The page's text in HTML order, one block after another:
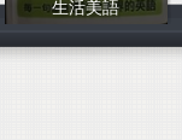
生活美語
施孝昌&Willy R